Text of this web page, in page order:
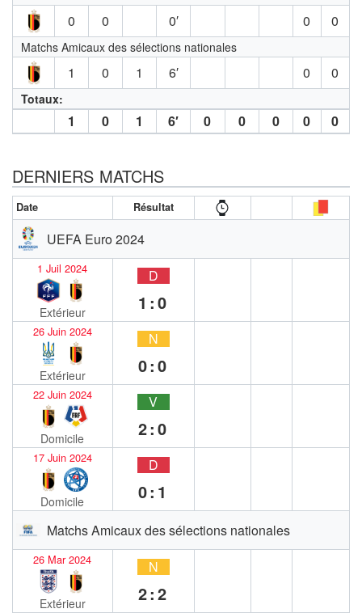
0 0 0′ 0 0
Matchs Amicaux des sélections nationales
1 0 1 6′ 0 0
Totaux:
1 0 1 6′ 0 0 0 0 0
DERNIERS MATCHS
Date Résultat
UEFA Euro 2024
1 Juil 2024
Extérieur
D
1:0
26 Juin 2024
Extérieur
N
0:0
22 Juin 2024
Domicile
V
2:0
17 Juin 2024
Domicile
D
0:1
Matchs Amicaux des sélections nationales
26 Mar 2024
Extérieur
N
2:2